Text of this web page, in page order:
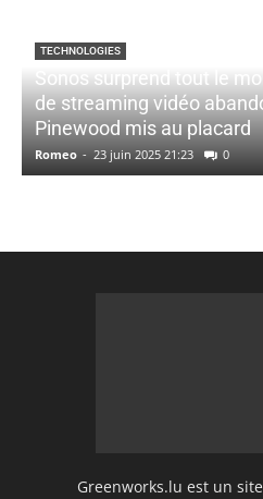
TECHNOLOGIES
Sonos surprend tout le
de streaming vidéo
Pinewood mis au placard
Romeo - 23 juin 2025 21:23 0
Greenworks.lu est un